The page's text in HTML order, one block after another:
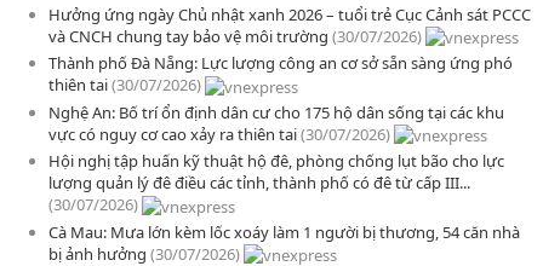
Hưởng ứng ngày Chủ nhật xanh 2026 – tuổi trẻ Cục Cảnh sát PCCC
và CNCH chung tay bảo vệ môi trường (30/07/2026)
Thành phố Đà Nẵng: Lực lượng công an cơ sở sẵn sàng ứng phó
thiên tai(30/07/2026)
Nghệ An: Bố trí ổn định dân cư cho 175 hộ dân sống tại các khu
vực có nguy cơ cao xảy ra thiên tai(30/07/2026)
Hội nghị tập huấn kỹ thuật hộ đê, phòng chống lụt bão cho lực
lượng quản lý đê điều các tỉnh, thành phố có đê từ cấp III...
(30/07/2026)
Cà Mau: Mưa lớn kèm lốc xoáy làm 1 người bị thương, 54 căn nhà
bị ảnh hưởng (30/07/2026)